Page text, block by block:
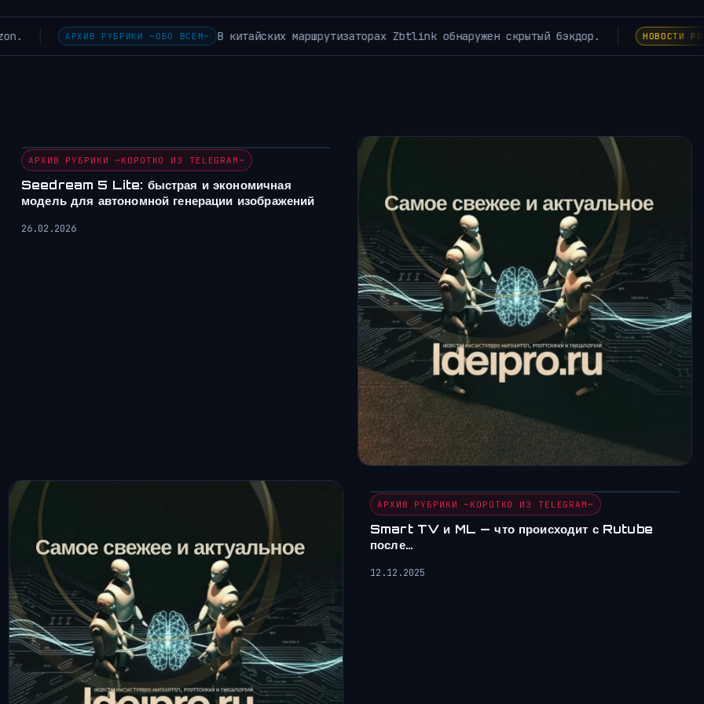
бэкдор. НОВОСТИ РОБОТОТЕХНИКИ Мягкий экзоскелет может восстановить функцию кисти у людей с
АРХИВ РУБРИКИ ~КОРОТКО ИЗ TELEGRAM~
Seedream 5 Lite: быстрая и экономичная
модель для автономной генерации изображений
26.02.2026
АРХИВ РУБРИКИ ~КОРОТКО ИЗ TELEGRAM~
Smart TV и ML — что происходит с Rutube
после…
12.12.2025